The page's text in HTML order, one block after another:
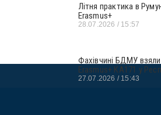
Літня практика в
Erasmus+
28.07.2026 15:57
Фахівчині БДМУ взяли
Erasmus+ KA171 у
27.07.2026 15:43